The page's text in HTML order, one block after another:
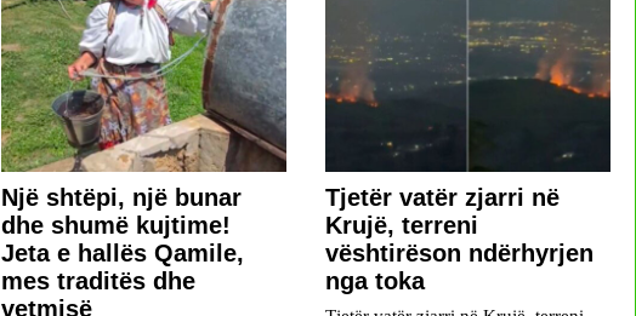
Një shtëpi, një bunar
dhe shumë kujtime!
Jeta e hallës Qamile,
mes traditës dhe
vetmisë
​Tjetër vatër zjarri në
Krujë, terreni
vështirëson ndërhyrjen
nga toka